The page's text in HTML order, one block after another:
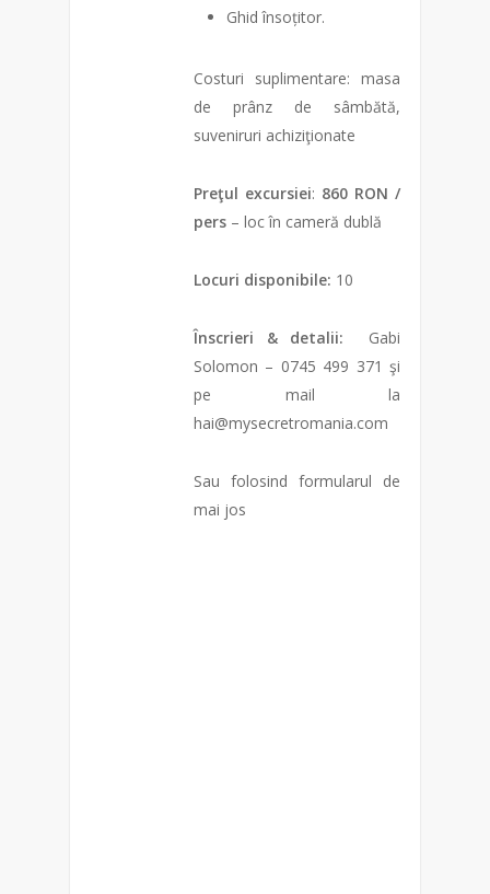
Ghid însoțitor.
Costuri suplimentare: masa
de prânz de sâmbătă,
suveniruri achiziţionate
Preţul excursiei: 860 RON /
pers – loc în cameră dublă
Locuri disponibile: 10
Înscrieri & detalii: Gabi
Solomon – 0745 499 371 şi
pe mail la
hai@mysecretromania.com
Sau folosind formularul de
mai jos